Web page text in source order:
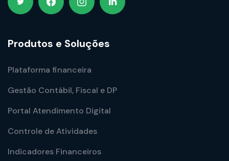
Produtos e Soluções
Plataforma financeira
Gestão Contábil, Fiscal e DP
Portal Atendimento Digital
Controle de Atividades
Indicadores Financeiros